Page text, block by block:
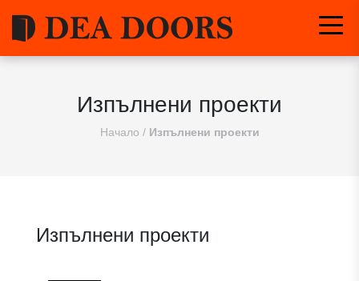
Изпълнени проекти
Начало / Изпълнени проекти
Изпълнени проекти